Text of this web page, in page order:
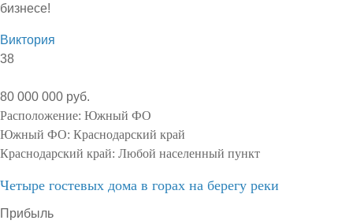
бизнесе!
Виктория
38
80 000 000 руб.
Расположение: Южный ФО
Южный ФО: Краснодарский край
Краснодарский край: Любой населенный пункт
Четыре гостевых дома в горах на берегу реки
Прибыль